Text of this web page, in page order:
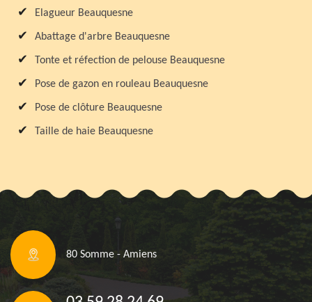
Elagueur Beauquesne
Abattage d'arbre Beauquesne
Tonte et réfection de pelouse Beauquesne
Pose de gazon en rouleau Beauquesne
Pose de clôture Beauquesne
Taille de haie Beauquesne
80 Somme - Amiens